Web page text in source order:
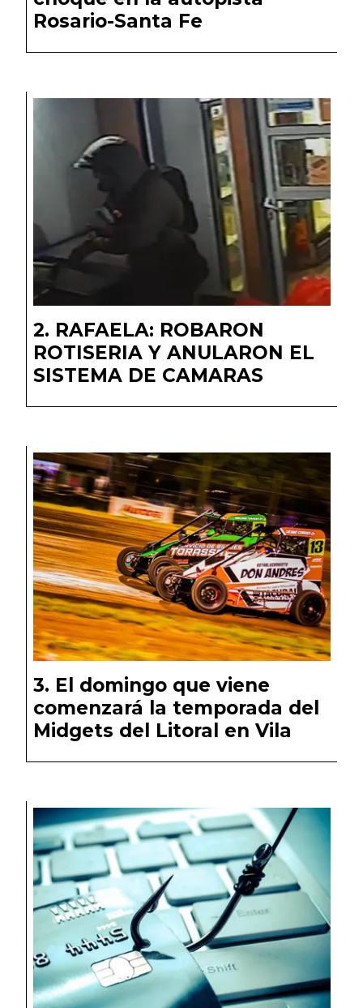
Rosario-Santa Fe
RAFAELA: ROBARON
ROTISERIA Y ANULARON EL
SISTEMA DE CAMARAS
El domingo que viene
comenzará la temporada del
Midgets del Litoral en Vila